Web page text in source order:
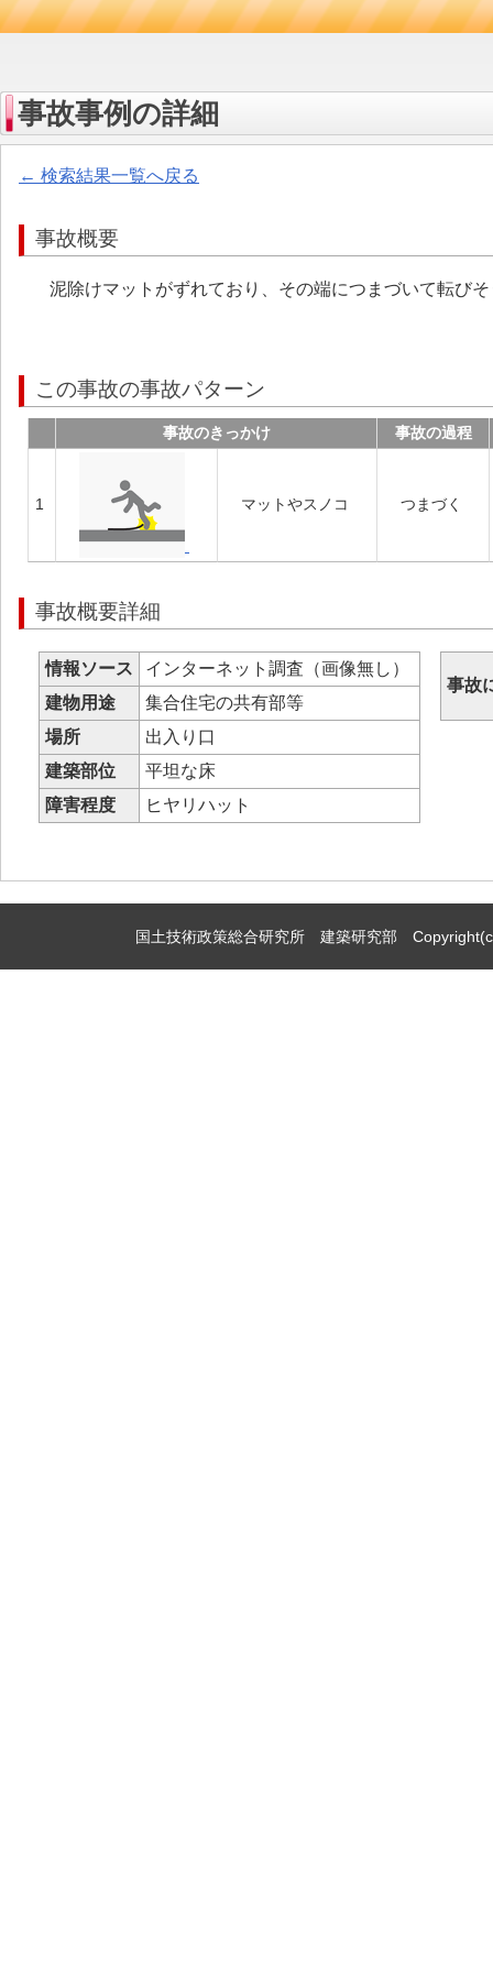
事故事例の詳細
← 検索結果一覧へ戻る
事故概要
泥除けマットがずれており、その端につまづいて転び
この事故の事故パターン
事故のきっかけ 事故の過程
1 マットやスノコ つまづく
事故概要詳細
情報ソース
インターネット調査（画像無し）
建物用途
集合住宅の共有部等
場所
出入り口
建築部位
平坦な床
障害程度
ヒヤリハット
事故
国土技術政策総合研究所 建築研究部